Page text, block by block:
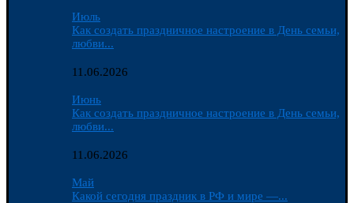
Июль
Как создать праздничное настроение в День семьи,
любви...
11.06.2026
Июнь
Как создать праздничное настроение в День семьи,
любви...
11.06.2026
Май
Какой сегодня праздник в РФ и мире —...